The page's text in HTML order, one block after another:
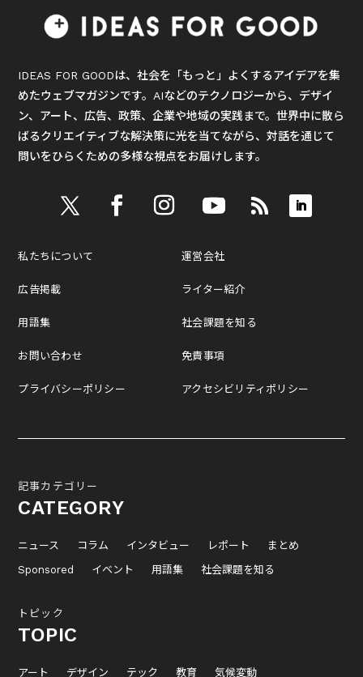
IDEAS FOR GOODは、社会を「もっと」よくするアイデアを集
めたウェブマガジンです。AIなどのテクノロジーから、デザイ
ン、アート、広告、政策、企業や地域の実践まで。世界中に散ら
ばるクリエイティブな解決策に光を当てながら、対話を通じて
問いをひらくための多様な視点をお届けします。
私たちについて
広告掲載
用語集
お問い合わせ
プライバシーポリシー
運営会社
ライター紹介
社会課題を知る
免責事項
アクセシビリティポリシー
記事カテゴリー
CATEGORY
ニュース コラム インタビュー レポート
まとめ
Sponsored
イベント 用語集 社会課題を知る
トピック
TOPIC
アート デザイン テック 教育 気候変動